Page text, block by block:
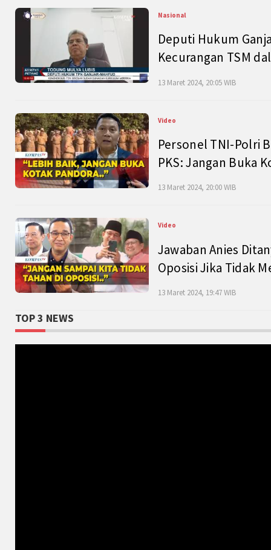
Nasional
Deputi Hukum
Kecurangan TSM
13 Maret 2024, 20:05 WIB
Video
Personel TNI-Polri
PKS: Jangan Buka
13 Maret 2024, 20:00 WIB
Video
Jawaban Anies
Oposisi Jika Tidak
13 Maret 2024, 19:47 WIB
TOP 3 NEWS